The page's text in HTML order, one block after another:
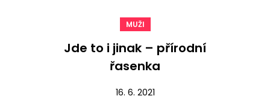
MUŽI
Jde to i jinak – přírodní
řasenka
16. 6. 2021